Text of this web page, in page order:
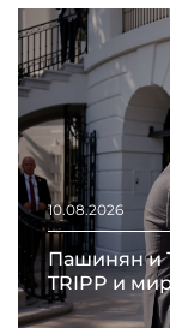
10.08.2026
Пашинян и
TRIPP и